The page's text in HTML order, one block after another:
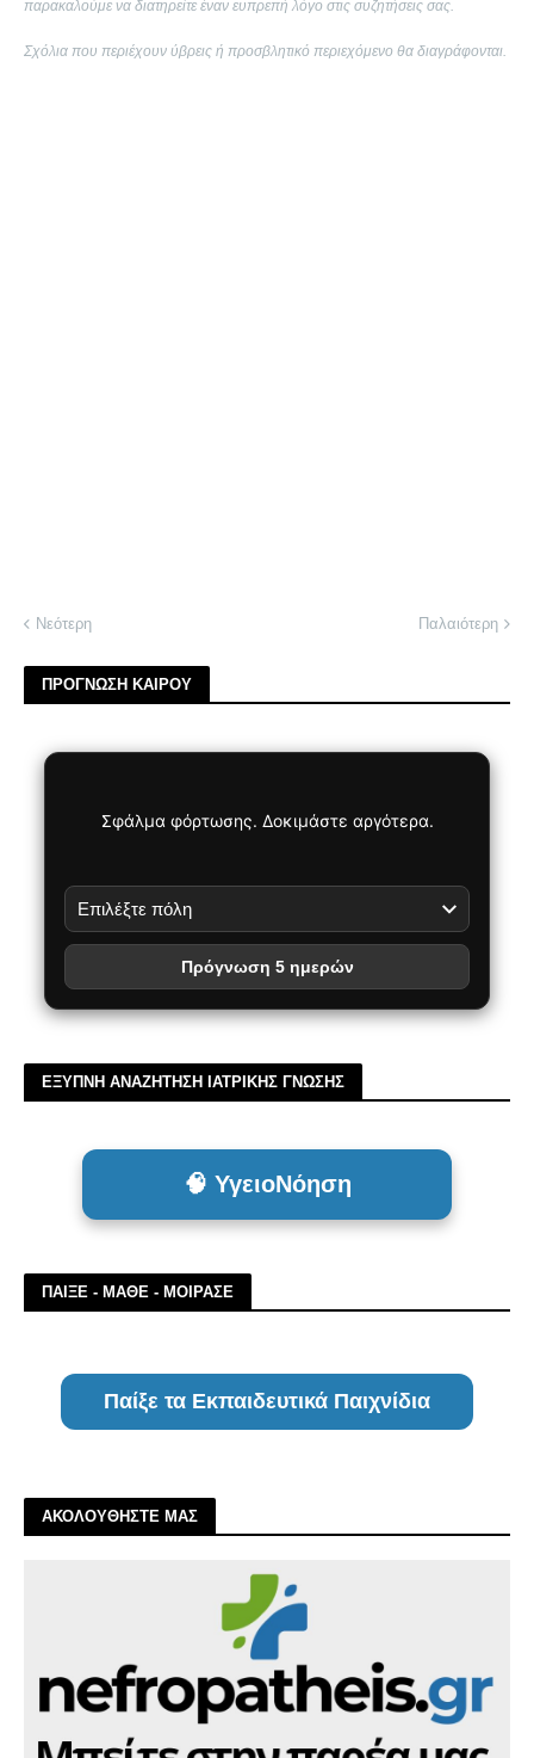
παρακαλούμε να διατηρείτε έναν ευπρεπή λόγο στις συζητήσεις σας.
Σχόλια που περιέχουν ύβρεις ή προσβλητικό περιεχόμενο θα διαγράφονται.
Νεότερη Παλαιότερη
ΠΡΟΓΝΩΣΗ ΚΑΙΡΟΥ
Σφάλμα φόρτωσης. Δοκιμάστε αργότερα.
Πρόγνωση 5 ημερών
ΕΞΥΠΝΗ ΑΝΑΖΗΤΗΣΗ ΙΑΤΡΙΚΗΣ ΓΝΩΣΗΣ
🧠 ΥγειοΝόηση
ΠΑΙΞΕ - ΜΑΘΕ - ΜΟΙΡΑΣΕ
Παίξε τα Εκπαιδευτικά Παιχνίδια
ΑΚΟΛΟΥΘΗΣΤΕ ΜΑΣ